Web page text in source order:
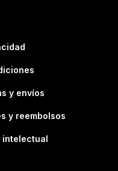
y envíos
y reembolsos
intelectual